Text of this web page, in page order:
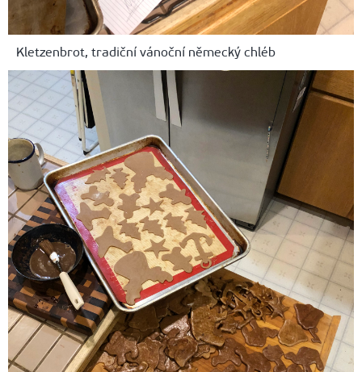
Kletzenbrot, tradiční vánoční německý chléb